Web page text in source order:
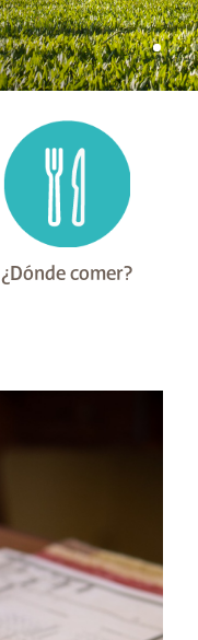
¿Dónde comer?